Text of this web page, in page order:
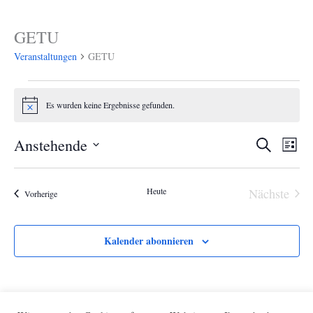
GETU
Veranstaltungen GETU
Veranstaltungen
HinweisEs wurden keine Ergebnisse gefunden.
Suche
und
Suche Liste
Anstehende
Datum
wählen.
VorherigeVeranstaltungen Heute
Nächste
Kalender abonnieren